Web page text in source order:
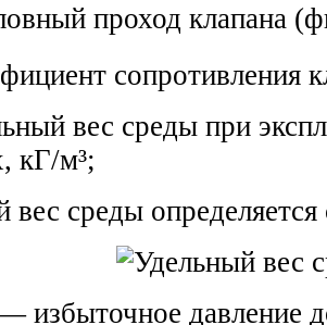
проход клапана
сопротивления
вес среды при
кГ/м³;
вес среды
избыточное давление